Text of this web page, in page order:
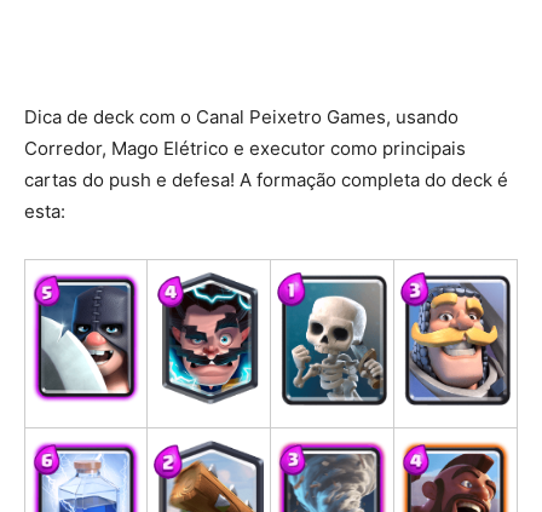
Dica de deck com o Canal Peixetro Games, usando
Corredor, Mago Elétrico e executor como principais
cartas do push e defesa! A formação completa do deck é
esta: